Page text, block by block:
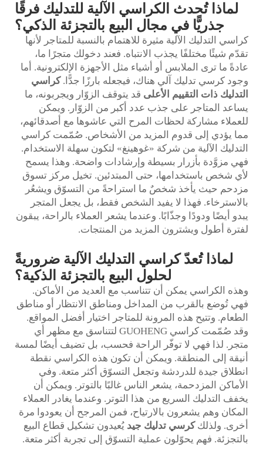
لماذا تُحدث الكراسي الآلية للتدليك فرقًا
جذريًّا في مجال البيع بالتجزئة الذكي؟
كراسي التدليك الآلية مثيرة للاهتمام بالنسبة للمتاجر لأنها
تقدّم شيئًا مختلفًا يجذب الانتباه. فعند دخولك متجرًا ما،
عادةً ما ترى الملابس أو أشياء مثل الأجهزة الإلكترونية. أما
وجود كرسي تدليك آلي هناك، فيجعله بارزًا جدًّا.كراسي
التدليك ذات التقييم الأعلى قد يتوقف الزوّار ويجربونه، ما
يساعد المتاجر على جذب عدد أكبر من الزوّار. ويمكن
للعملاء مشاركة لحظات المرح التي عاشوها مع أصدقائهم،
مما يؤدي إلى قدوم المزيد من الأشخاص. صُمّمت كراسي
التدليك الآلية من شركة «غوهينغ» لتكون سهلة الاستخدام.
فهي مزوَّدة بأزرار بسيطة وإرشادات واضحة. وهذا يسمح
لأي شخص باستخدامها، حتى المبتدئين. تخيل مركز تسوق
مزدحم حيث يأخذ شخصٌ ما استراحةً من التسوّق ويشعُر
بالاسترخاء. فهذا لا يفيد الشخص فقط، بل يجعل المتجر
يبدو أيضًا ودودًا وجذّابًا. وعندما يشعر العملاء بالراحة، يبقون
لفترة أطول ويشترون المزيد من المنتجات.
لماذا تُعدّ كراسي التدليك الآلية ضروريةً
لحلول البيع بالتجزئة الذكية؟
وهذه الكراسي يمكن أن تتناسب مع العديد من الأماكن.
فهي تُوضع بالقرب من المداخل ومناطق الانتظار أو مناطق
الطعام. وتتيح هذه المرونة للمتاجر اختيار أفضل المواقع.
وقد صُمّمت كراسي GUOHENG لتتناسق مع مظهر أي
متجر. لذا فهي لا توفّر الراحة فحسب، بل تضيف أيضًا لمسة
أنيقة إلى المنطقة. ويمكن أن تكون هذه الكراسي نقطة
انطلاق جيدة للدردشة وتجعل التسوّق أكثر متعة. وفي
الأماكن المزدحمة، يشعر الناس غالبًا بالتوتر. ويمكن أن
يخفف التدليك السريع من هذا التوتر. وعندما يغادر العملاء
المكان وهم يشعرون بالارتياح، فمن المرجح أن يعودوا مرة
أخرى. ولذلككرسي تدليك جيد يُعيدون تشكيل قطاع البيع
بالتجزئة. فهم يحوّلون عملية التسوّق إلى تجربة أكثر متعة.